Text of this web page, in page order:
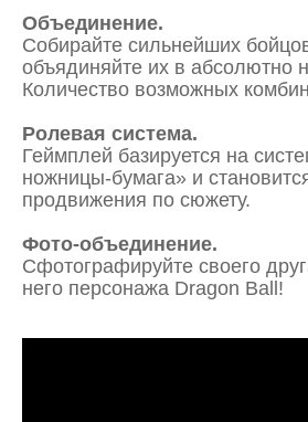
Объединение.
Собирайте сильнейших
объядиняйте их в абсолютно
Количество возможных
Ролевая система.
Геймплей базируется на
ножницы-бумага» и
продвижения по сюжету.
Фото-объединение.
Сфотографируйте своего
него персонажа Dragon Ball!